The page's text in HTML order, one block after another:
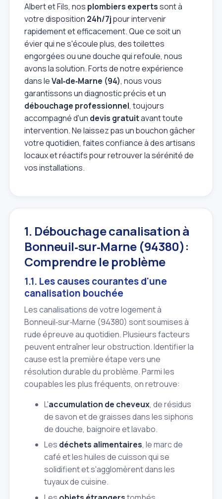
Albert et Fils, nos plombiers expertssont à
votre disposition 24h/7jpour intervenir
rapidement et efficacement. Que ce soit un
évier qui ne s'écoule plus, des toilettes
engorgées ou une douche qui refoule, nous
avons la solution. Forts de notre expérience
dans leVal‑de‑Marne (94), nous vous
garantissons un diagnostic précis et un
débouchage professionnel, toujours
accompagné d'un devis gratuitavant toute
intervention. Ne laissez pas un bouchon gâcher
votre quotidien, faites confiance à des artisans
locaux et réactifs pour retrouver la sérénité de
vos installations.
1. Débouchage canalisation à
Bonneuil‑sur‑Marne (94380):
Comprendre le problème
1.1. Les causes courantes d'une
canalisation bouchée
Les canalisations de votre logement à
Bonneuil‑sur‑Marne (94380) sont soumises à
rude épreuve au quotidien. Plusieurs facteurs
peuvent entraîner leur obstruction. Identifier la
cause est la première étape vers une
résolution durable du problème. Parmi les
coupables les plus fréquents, on retrouve:
L'accumulation de cheveux, de résidus
de savon et de graisses dans les siphons
de douche, baignoire et lavabo.
Les déchets alimentaires, le marc de
café et les huiles de cuisson qui se
solidifient et s'agglomèrent dans les
tuyaux de cuisine.